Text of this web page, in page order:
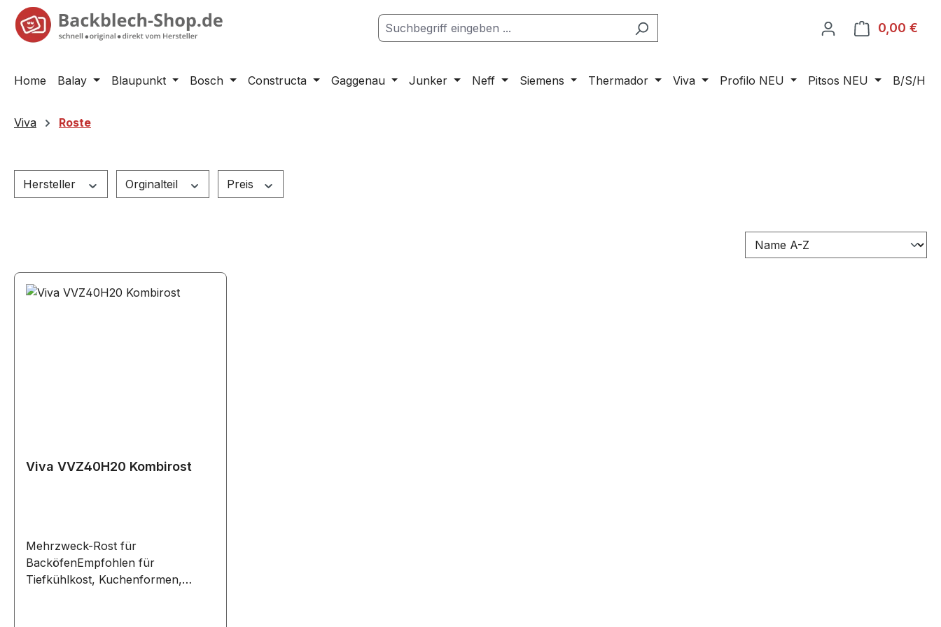
Zur Hauptnavigation springen
0,00 €
Home Balay Blaupunkt Bosch Constructa Gaggenau Junker Neff Siemens Thermador Viva Profilo NEU Pitsos NEU B/S/H
Viva Roste
Hersteller Orginalteil Preis
Viva VVZ40H20 Kombirost
Mehrzweck-Rost für
BacköfenEmpfohlen für
Tiefkühlkost, Kuchenformen,